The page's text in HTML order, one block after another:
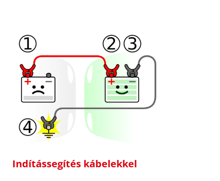
Indítássegítés kábelekkel